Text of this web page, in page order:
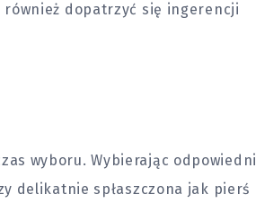
również dopatrzyć się ingerencji
wyboru. Wybierając odpowiedni
delikatnie spłaszczona jak pierś